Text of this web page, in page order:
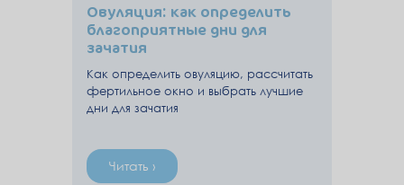
Овуляция: как определить
благоприятные дни для
зачатия
Как определить овуляцию, рассчитать
фертильное окно и выбрать лучшие
дни для зачатия
Читать ›